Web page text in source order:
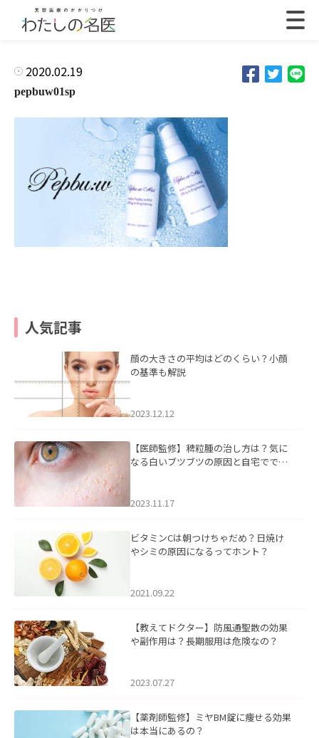
2020.02.19
pepbuw01sp
人気記事
顔の大きさの平均はどのくらい？小顔
の基準も解説
2023.12.12
【医師監修】稗粒腫の治し方は？気に
なる白いブツブツの原因と自宅ででき
2023.11.17
ビタミンCは朝つけちゃだめ？日焼け
やシミの原因になるってホント？
2021.09.22
【教えてドクター】防風通聖散の効果
や副作用は？長期服用は危険なの？
2023.07.27
【薬剤師監修】ミヤBM錠に痩せる効果
は本当にあるの？